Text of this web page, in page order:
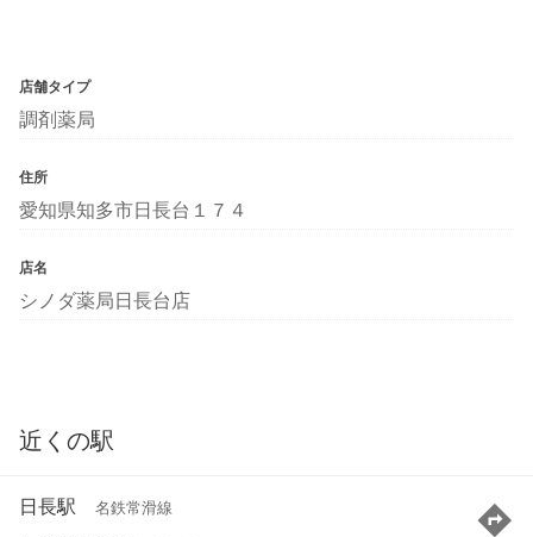
店舗タイプ
調剤薬局
住所
愛知県知多市日長台１７４
店名
シノダ薬局日長台店
近くの駅
日長駅 名鉄常滑線